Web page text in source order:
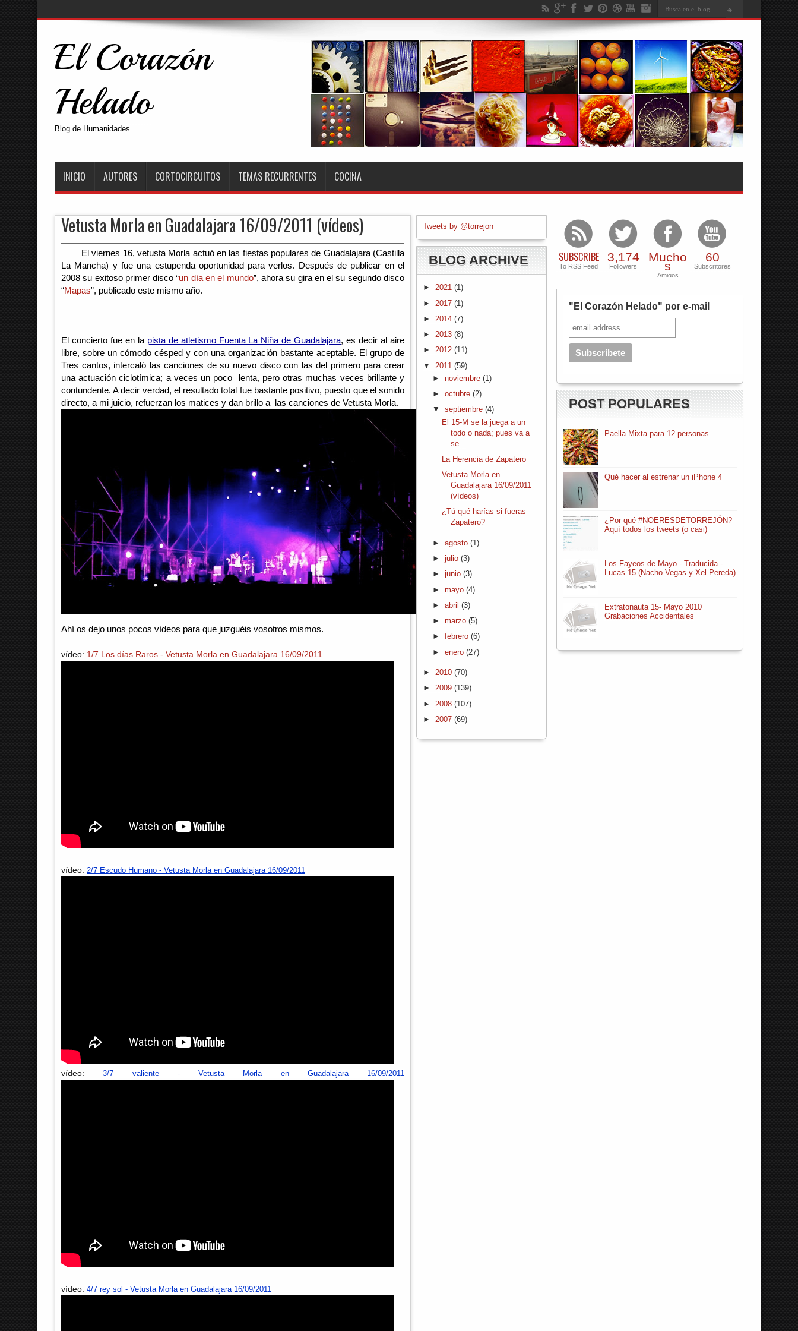
El Corazón
Helado
Blog de Humanidades
INICIO AUTORES CORTOCIRCUITOS TEMAS RECURRENTES COCINA
Vetusta Morla en Guadalajara 16/09/2011 (vídeos)
El viernes 16, vetusta Morla actuó en las fiestas populares de Guadalajara (Castilla
La Mancha) y fue una estupenda oportunidad para verlos. Después de publicar en el
2008 su exitoso primer disco “un día en el mundo”, ahora su gira en el su segundo disco
“Mapas”, publicado este mismo año.
El concierto fue en la pista de atletismo Fuenta La Niña de Guadalajara, es decir al aire
libre, sobre un cómodo césped y con una organización bastante aceptable. El grupo de
Tres cantos, intercaló las canciones de su nuevo disco con las del primero para crear
una actuación ciclotímica; a veces un poco  lenta, pero otras muchas veces brillante y
contundente. A decir verdad, el resultado total fue bastante positivo, puesto que el sonido
directo, a mi juicio, refuerzan los matices y dan brillo a  las canciones de Vetusta Morla.
Ahí os dejo unos pocos vídeos para que juzguéis vosotros mismos.
vídeo: 1/7 Los días Raros - Vetusta Morla en Guadalajara 16/09/2011
vídeo: 2/7 Escudo Humano - Vetusta Morla en Guadalajara 16/09/2011
vídeo:3/7 valiente - Vetusta Morla en Guadalajara 16/09/2011
vídeo: 4/7 rey sol - Vetusta Morla en Guadalajara 16/09/2011
Tweets by @torrejon
BLOG ARCHIVE
► 2021 (1)
► 2017 (1)
► 2014 (7)
► 2013 (8)
► 2012 (11)
▼ 2011 (59)
► noviembre (1)
► octubre (2)
▼ septiembre (4)
El 15-M se la juega a un
todo o nada; pues va a
se...
La Herencia de Zapatero
Vetusta Morla en
Guadalajara 16/09/2011
(vídeos)
¿Tú qué harías si fueras
Zapatero?
► agosto (1)
► julio (3)
► junio (3)
► mayo (4)
► abril (3)
► marzo (5)
► febrero (6)
► enero (27)
► 2010 (70)
► 2009 (139)
► 2008 (107)
► 2007 (69)
SUBSCRIBE
To RSS Feed
3,174
Followers
Mucho
s
Amigos
60
Subscritores
"El Corazón Helado" por e-mail
POST POPULARES
Paella Mixta para 12 personas
Qué hacer al estrenar un iPhone 4
¿Por qué #NOERESDETORREJÓN?
Aquí todos los tweets (o casi)
Los Fayeos de Mayo - Traducida -
Lucas 15 (Nacho Vegas y Xel Pereda)
Extratonauta 15- Mayo 2010
Grabaciones Accidentales